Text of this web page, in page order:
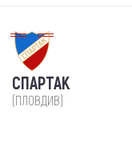
СПАРТАК
(ПЛОВДИВ)